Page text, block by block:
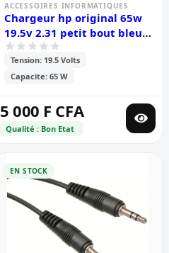
ACCESSOIRES INFORMATIQUES
Chargeur hp original 65w
19.5v 2.31 petit bout bleu
pour ordinateur portable
Tension: 19.5 Volts
Capacite: 65 W
5 000 F CFA
Qualité : Bon Etat
EN STOCK